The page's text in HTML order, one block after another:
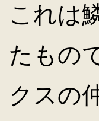
これは
たもの
クスの